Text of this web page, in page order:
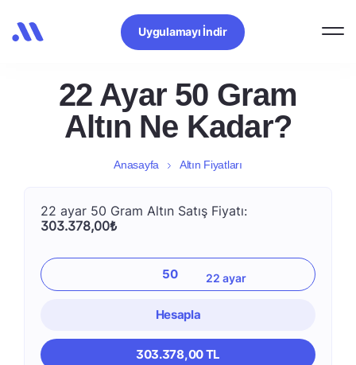
Uygulamayı İndir
22 Ayar 50 Gram
Altın Ne Kadar?
Anasayfa Altın Fiyatları
22 ayar 50 Gram Altın Satış Fiyatı:
303.378,00₺
Hesapla
303.378,00 TL